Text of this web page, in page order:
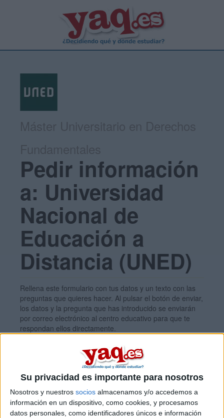
Su privacidad es importante para nosotros
Nosotros y nuestros socios almacenamos y/o accedemos a
información en un dispositivo, como cookies, y procesamos
datos personales, como identificadores únicos e información
Pedir información
a: Universidad
Nacional de
Educación a
Distancia (UNED)
Rellena este formulario con tus datos y un texto con las
preguntas que quieres hacer. Al pulsar el botón de enviar,
los datos y la pregunta que has introducido se enviarán
por correo electrónico al centro educativo para que te
respondan ellos directamente.
Tus apellidos:*
Tu email:*